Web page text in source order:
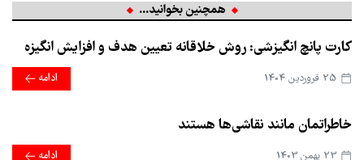
همچنین بخوانید...
کارت پانچ انگیزشی: روش خلاقانه تعیین هدف و افزایش انگیزه
ادامه
خاطراتمان مانند نقاشی‌ها هستند
ادامه